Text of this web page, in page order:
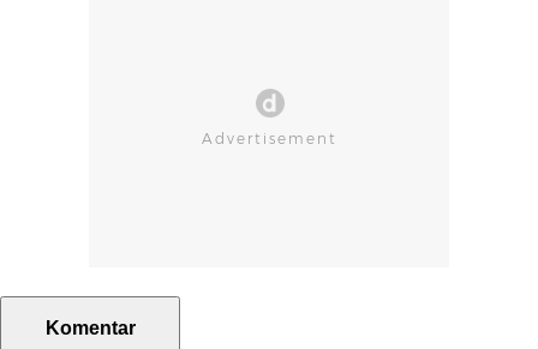
Komentar